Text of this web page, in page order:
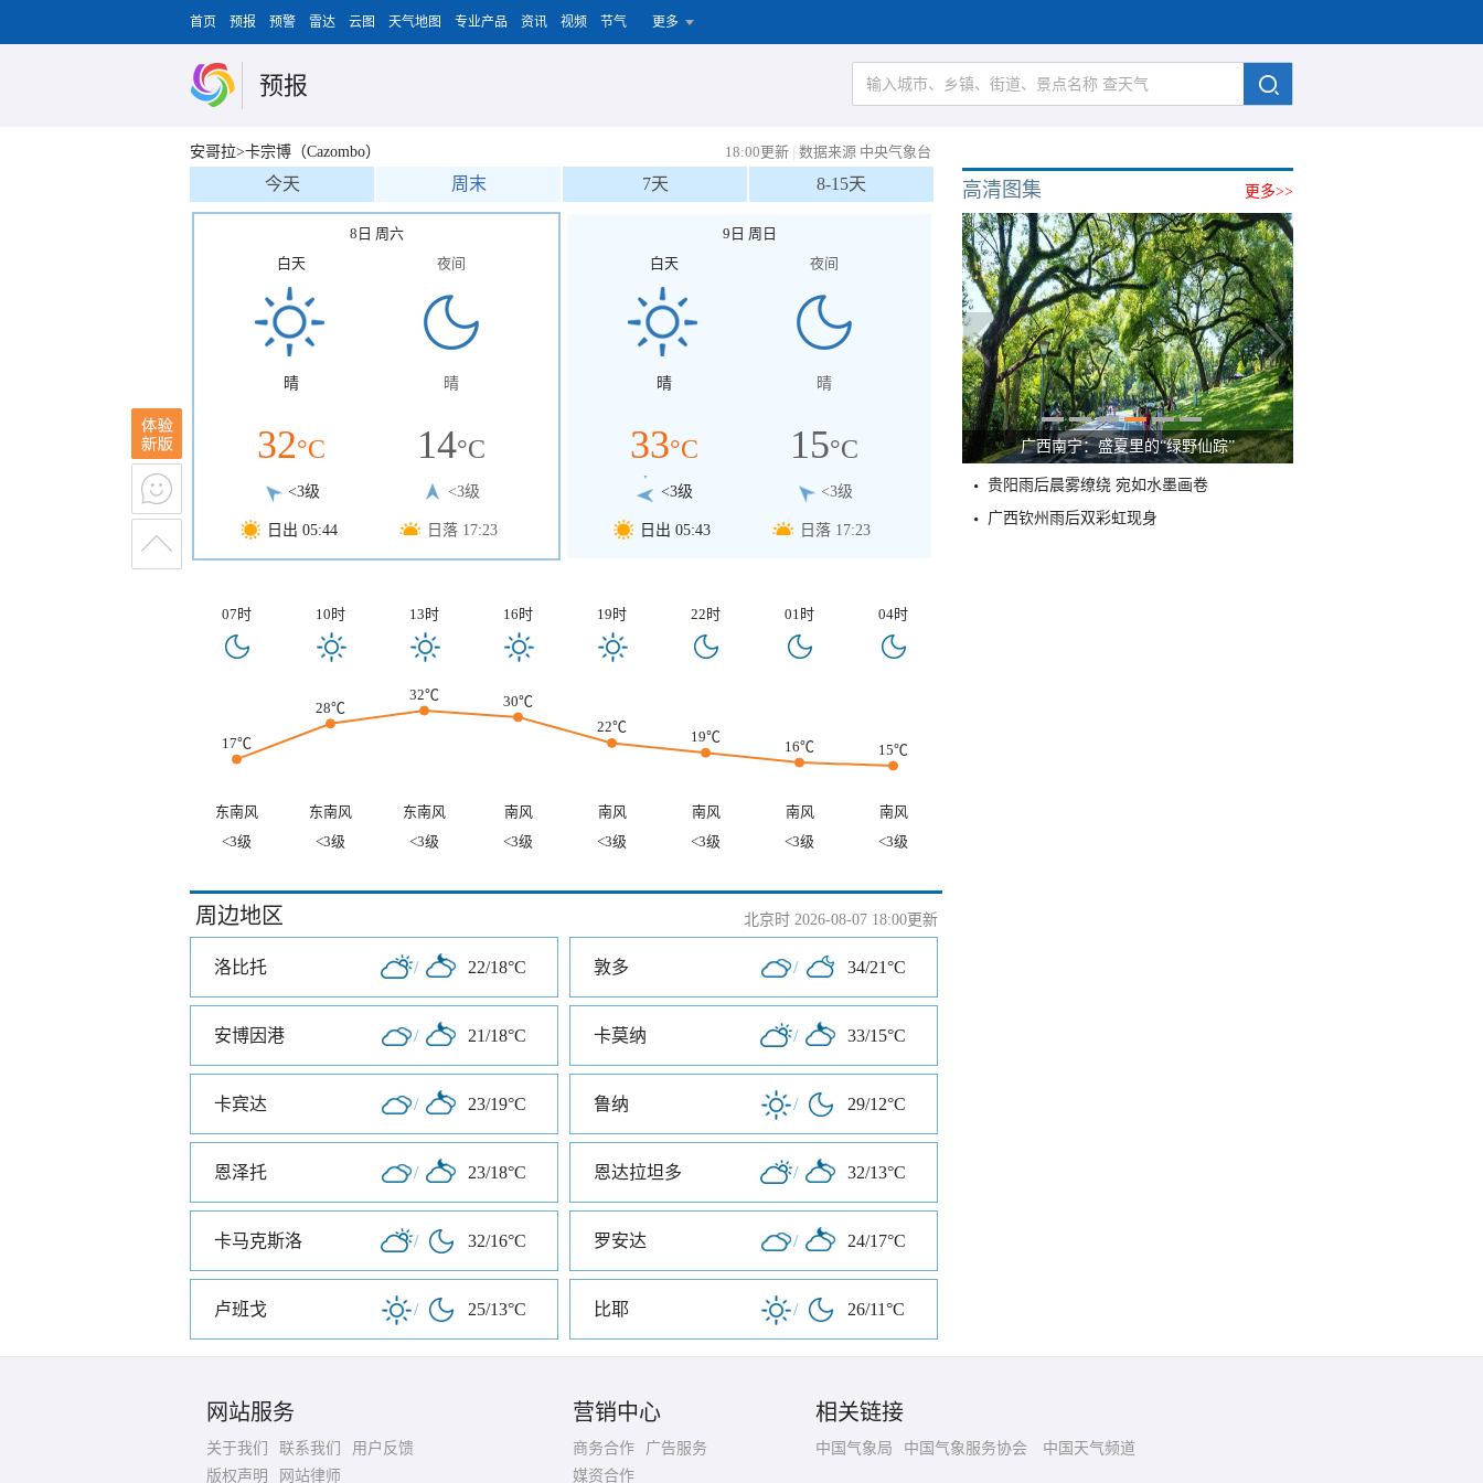
首页 预报 预警 雷达 云图 天气地图 专业产品 资讯 视频 节气 更多
预报
安哥拉>卡宗博（Cazombo） 18:00更新 | 数据来源 中央气象台
今天 周末 7天 8-15天
8日 周六
白天
晴
32°C
<3级
日出 05:44
夜间
晴
14°C
<3级
日落 17:23
9日 周日
白天
晴
33°C
<3级
日出 05:43
夜间
晴
15°C
<3级
日落 17:23
07时 10时 13时 16时 19时 22时 01时 04时
17℃
28℃
32℃
30℃
22℃
19℃
16℃ 15℃
东南风 东南风 东南风 南风 南风 南风 南风
南风
<3级
<3级 <3级 <3级 <3级 <3级 <3级 <3级
周边地区 北京时 2026-08-07 18:00更新
洛比托 / 22/18°C 敦多 / 34/21°C
安博因港 / 21/18°C 卡莫纳 / 33/15°C
卡宾达 / 23/19°C 鲁纳 / 29/12°C
恩泽托 / 23/18°C 恩达拉坦多 / 32/13°C
卡马克斯洛 / 32/16°C 罗安达 / 24/17°C
卢班戈 / 25/13°C 比耶 / 26/11°C
更多>>
高清图集
广西南宁：盛夏里的“绿野仙踪”
贵阳雨后晨雾缭绕 宛如水墨画卷
广西钦州雨后双彩虹现身
网站服务
关于我们 联系我们
用户反馈
版权声明
网站律师
营销中心
商务合作
广告服务
媒资合作
相关链接
中国气象局 中国气象服务协会 中国天气频道